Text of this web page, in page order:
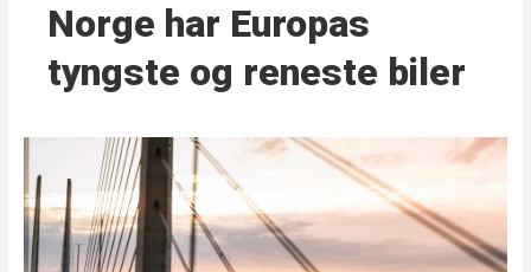
Norge har Europas
tyngste og reneste biler